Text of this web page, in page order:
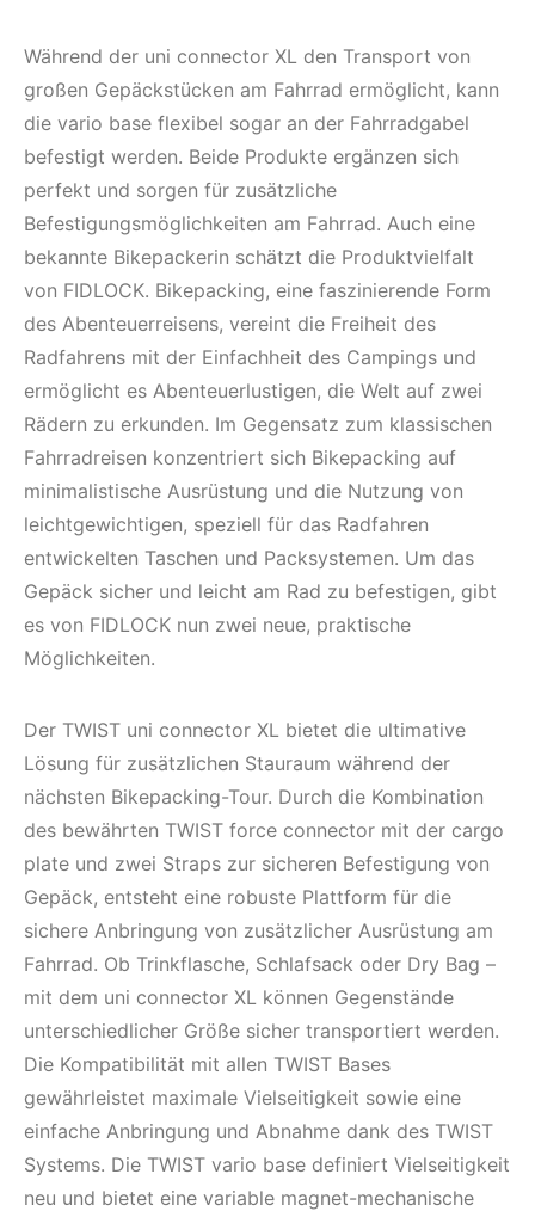
Während der uni connector XL den Transport von
großen Gepäckstücken am Fahrrad ermöglicht, kann
die vario base flexibel sogar an der Fahrradgabel
befestigt werden. Beide Produkte ergänzen sich
perfekt und sorgen für zusätzliche
Befestigungsmöglichkeiten am Fahrrad. Auch eine
bekannte Bikepackerin schätzt die Produktvielfalt
von FIDLOCK. Bikepacking, eine faszinierende Form
des Abenteuerreisens, vereint die Freiheit des
Radfahrens mit der Einfachheit des Campings und
ermöglicht es Abenteuerlustigen, die Welt auf zwei
Rädern zu erkunden. Im Gegensatz zum klassischen
Fahrradreisen konzentriert sich Bikepacking auf
minimalistische Ausrüstung und die Nutzung von
leichtgewichtigen, speziell für das Radfahren
entwickelten Taschen und Packsystemen. Um das
Gepäck sicher und leicht am Rad zu befestigen, gibt
es von FIDLOCK nun zwei neue, praktische
Möglichkeiten.
Der TWIST uni connector XL bietet die ultimative
Lösung für zusätzlichen Stauraum während der
nächsten Bikepacking-Tour. Durch die Kombination
des bewährten TWIST force connector mit der cargo
plate und zwei Straps zur sicheren Befestigung von
Gepäck, entsteht eine robuste Plattform für die
sichere Anbringung von zusätzlicher Ausrüstung am
Fahrrad. Ob Trinkflasche, Schlafsack oder Dry Bag –
mit dem uni connector XL können Gegenstände
unterschiedlicher Größe sicher transportiert werden.
Die Kompatibilität mit allen TWIST Bases
gewährleistet maximale Vielseitigkeit sowie eine
einfache Anbringung und Abnahme dank des TWIST
Systems. Die TWIST vario base definiert Vielseitigkeit
neu und bietet eine variable magnet-mechanische